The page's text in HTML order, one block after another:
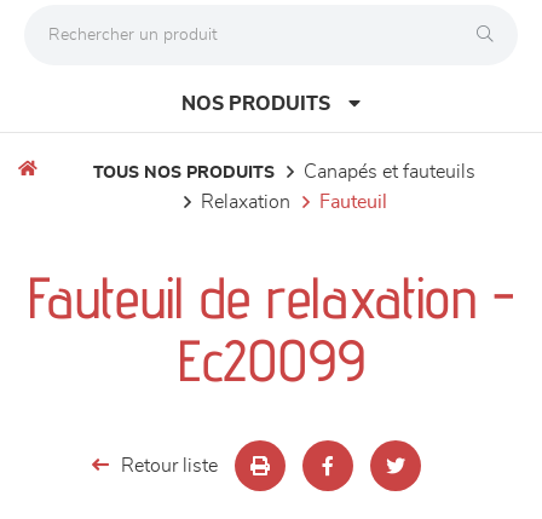
NOS PRODUITS
séjours
meubles de complément
TOUS NOS PRODUITS
canapés et fauteuils
relaxation
fauteuil
Fauteuil de relaxation -
Ec20099
Retour liste